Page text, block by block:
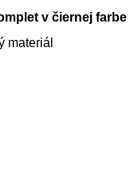
v čiernej
materiál